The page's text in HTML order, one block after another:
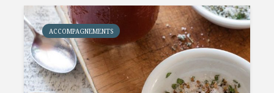
ACCOMPAGNEMENTS